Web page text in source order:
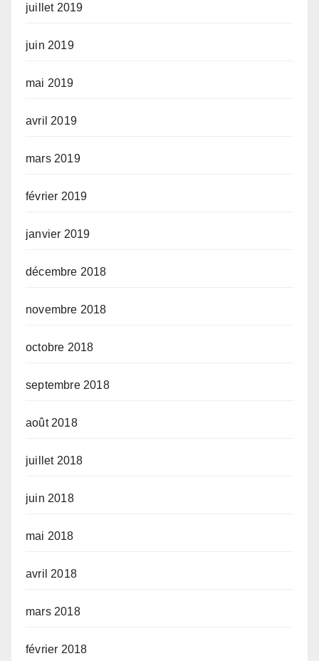
juillet 2019
juin 2019
mai 2019
avril 2019
mars 2019
février 2019
janvier 2019
décembre 2018
novembre 2018
octobre 2018
septembre 2018
août 2018
juillet 2018
juin 2018
mai 2018
avril 2018
mars 2018
février 2018